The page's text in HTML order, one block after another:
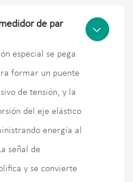
de par

especial se pega
formar un puente
de tensión, y la
del eje elástico
energía al
señal de
y se convierte